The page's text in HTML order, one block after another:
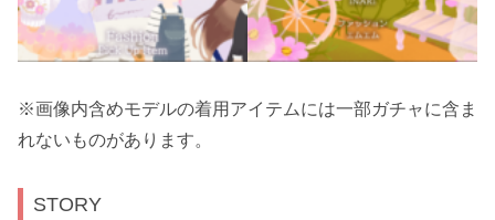
※画像内含めモデルの着用アイテムには一部ガチャに含ま
れないものがあります。
STORY